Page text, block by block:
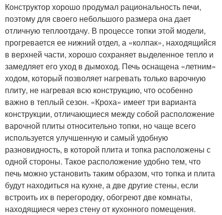
Конструктор хорошо продумал рациональность печи,
поэтому для своего небольшого размера она дает
отличную теплоотдачу. В процессе топки этой модели,
прогревается ее нижний отдел, а «колпак», находящийся
в верхней части, хорошо сохраняет выделенное тепло и
замедляет его уход в дымоход. Печь оснащена «летним»
ходом, который позволяет нагревать только варочную
плиту, не нагревая всю конструкцию, что особенно
важно в теплый сезон. «Кроха» имеет три варианта
конструкции, отличающиеся между собой расположение
варочной плиты относительно топки, но чаще всего
используется улучшенную и самый удобную
разновидность, в которой плита и топка расположены с
одной стороны. Такое расположение удобно тем, что
печь можно установить таким образом, что топка и плита
будут находиться на кухне, а две другие стены, если
встроить их в перегородку, обогреют две комнаты,
находящиеся через стену от кухонного помещения.